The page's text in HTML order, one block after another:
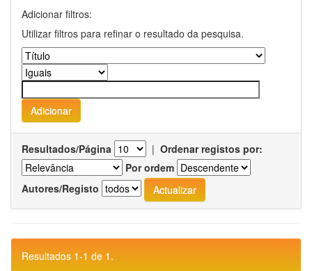
Adicionar filtros:
Utilizar filtros para refinar o resultado da pesquisa.
Resultados/Página | Ordenar registos por:
Por ordem
Autores/Registo
Resultados 1-1 de 1.